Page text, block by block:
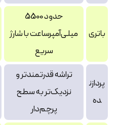
باتری
حدود 5500
میلی‌آمپرساعت با شارژ
سریع
پردازن
ده
تراشه قدرتمندتر و
نزدیک‌تر به سطح
پرچم‌دار